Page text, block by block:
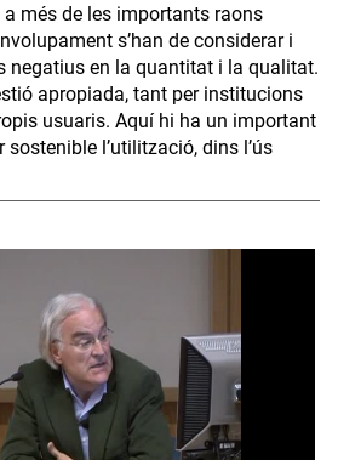
més de les importants raons
s’han de considerar i
negatius en la quantitat i la qualitat.
apropiada, tant per institucions
usuaris. Aquí hi ha un important
sostenible l’utilització, dins l’ús